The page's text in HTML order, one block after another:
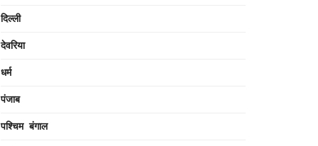
दिल्ली
देवरिया
धर्म
पंजाब
पश्चिम बंगाल